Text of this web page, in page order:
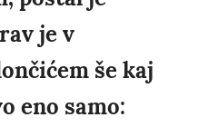
je v
še kaj
eno samo: